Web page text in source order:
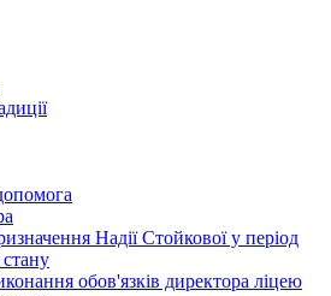
Надії Стойкової у період
стану
обов'язків директора ліцею